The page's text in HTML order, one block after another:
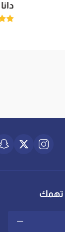
تهمك